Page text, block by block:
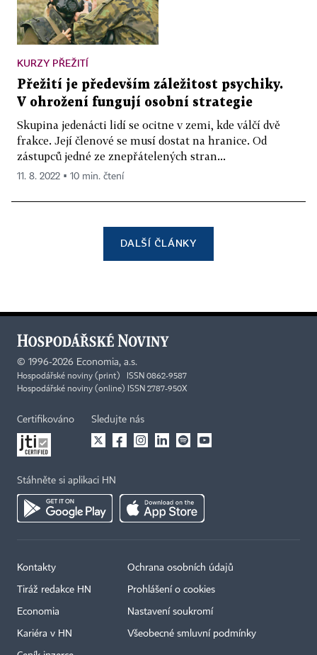
KURZY PŘEŽITÍ
Přežití je především záležitost psychiky.
V ohrožení fungují osobní strategie
Skupina jedenácti lidí se ocitne v zemi, kde válčí dvě
frakce. Její členové se musí dostat na hranice. Od
zástupců jedné ze znepřátelených stran...
11. 8. 2022 ▪ 10 min. čtení
DALŠÍ ČLÁNKY
© 1996-2026 Economia, a.s.
Hospodářské noviny (print) ISSN 0862-9587
Hospodářské noviny (online) ISSN 2787-950X
Certifikováno Sledujte nás
Stáhněte si aplikaci HN
Kontakty
Tiráž redakce HN
Economia
Kariéra v HN
Ochrana osobních údajů
Prohlášení o cookies
Nastavení soukromí
Všeobecné smluvní podmínky